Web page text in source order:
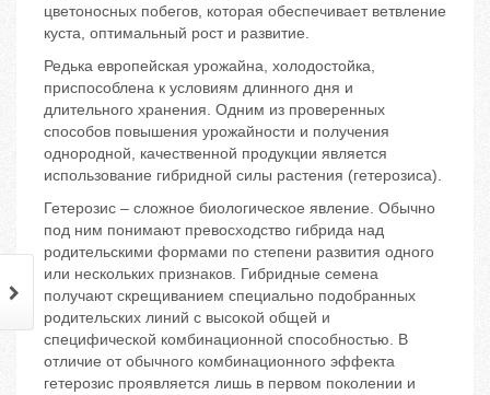
цветоносных побегов, которая обеспечивает ветвление
куста, оптимальный рост и развитие.
Редька европейская урожайна, холодостойка,
приспособлена к условиям длинного дня и
длительного хранения. Одним из проверенных
способов повышения урожайности и получения
однородной, качественной продукции является
использование гибридной силы растения (гетерозиса).
Гетерозис – сложное биологическое явление. Обычно
под ним понимают превосходство гибрида над
родительскими формами по степени развития одного
или нескольких признаков. Гибридные семена
получают скрещиванием специально подобранных
родительских линий с высокой общей и
специфической комбинационной способностью. В
отличие от обычного комбинационного эффекта
гетерозис проявляется лишь в первом поколении и